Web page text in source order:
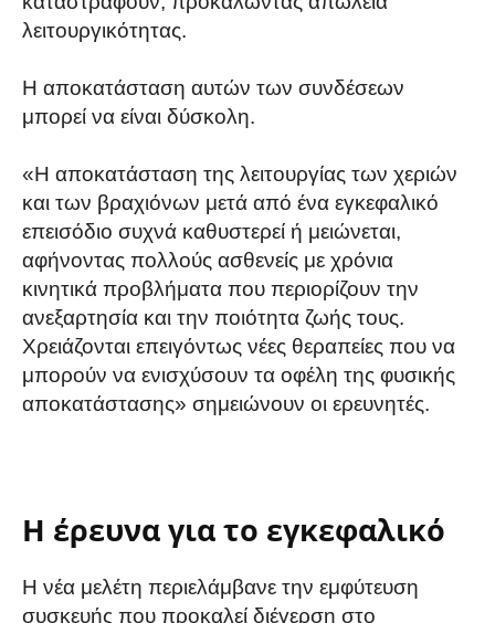
λειτουργικότητας.
Η αποκατάσταση αυτών των συνδέσεων
μπορεί να είναι δύσκολη.
«Η αποκατάσταση της λειτουργίας των χεριών
και των βραχιόνων μετά από ένα εγκεφαλικό
επεισόδιο συχνά καθυστερεί ή μειώνεται,
αφήνοντας πολλούς ασθενείς με χρόνια
κινητικά προβλήματα που περιορίζουν την
ανεξαρτησία και την ποιότητα ζωής τους.
Χρειάζονται επειγόντως νέες θεραπείες που να
μπορούν να ενισχύσουν τα οφέλη της φυσικής
αποκατάστασης» σημειώνουν οι ερευνητές.
Η έρευνα για το εγκεφαλικό
Η νέα μελέτη περιελάμβανε την εμφύτευση
συσκευής που προκαλεί διέγερση στο